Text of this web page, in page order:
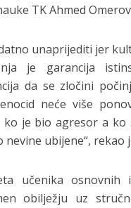
TK Ahmed
unaprijediti jer
je garancija
da se zločini
neće više
je bio agresor a ko
ubijene“, rekao
učenika osnovnih
obilježju uz